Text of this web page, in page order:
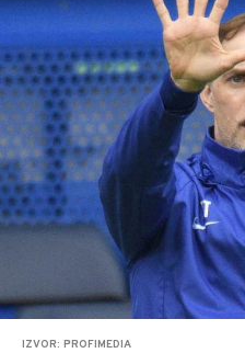
IZVOR: PROFIMEDIA